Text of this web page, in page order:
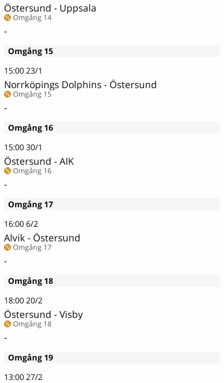
Östersund - Uppsala
Omgång 14
-
Omgång 15
15:0023/1
Norrköpings Dolphins - Östersund
Omgång 15
-
Omgång 16
15:0030/1
Östersund - AIK
Omgång 16
-
Omgång 17
16:00 6/2
Alvik - Östersund
Omgång 17
-
Omgång 18
18:0020/2
Östersund - Visby
Omgång 18
-
Omgång 19
13:0027/2